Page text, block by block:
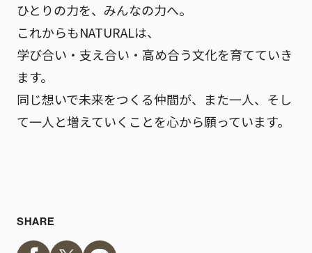
ひとりの力を、みんなの力へ。
これからもNATURALは、
学び合い・支え合い・高め合う文化を育てていき
ます。
同じ想いで未来をつくる仲間が、また一人、そし
て一人と増えていくことを心から願っています。
SHARE